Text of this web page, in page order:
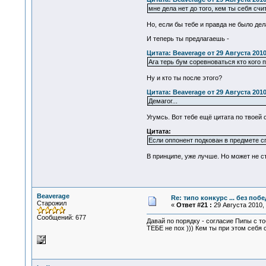
мне дела нет до того, кем ты себя
Но, если бы тебе и правда не было
И теперь ты предлагаешь -
Цитата: Beaverage от 29 Августа
Ага терь бум соревноваться кто кого
Ну и кто ты после этого?
Цитата: Beaverage от 29 Августа
Демагог...
Угумсь. Вот тебе ещё цитата по твоей
Цитата:
Если оппонент подкован в предмете
В принципе, уже лучше. Но может не
Beaverage
Старожил
Сообщений: 677
Re: типо конкурс ... без
« Ответ #21 : 29 Августа
Давай по порядку - согласие Пипы с
ТЕБЕ не пох ))) Кем ты при этом себя